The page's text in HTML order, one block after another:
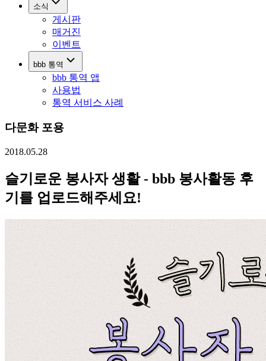
소식
게시판
매거진
이벤트
bbb 통역
bbb 통역 앱
사용법
통역 서비스 사례
다문화 포용
2018.05.28
슬기로운 봉사자 생활 - bbb 봉사활동 후
기를 업로드해주세요!